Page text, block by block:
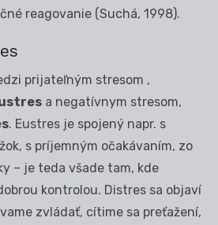
reagovanie (Suchá, 1998).
prijateľným stresom ,
a negatívnym stresom,
. Eustres je spojený napr. s
s príjemným očakávaním, zo
– je teda všade tam, kde
kontrolou. Distres sa objaví
zvládať, cítime sa preťažení,